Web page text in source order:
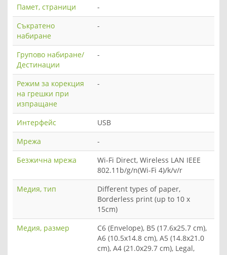
Памет, страници
-
Съкратено
набиране
-
Групово набиране/
Дестинации
-
Режим за корекция
на грешки при
изпращане
-
Интерфейс
USB
Мрежа
-
Безжична мрежа
Wi-Fi Direct, Wireless LAN IEEE
802.11b/g/n(Wi-Fi 4)/k/v/r
Медия, тип
Different types of paper,
Borderless print (up to 10 x
15cm)
Медия, размер
C6 (Envelope), B5 (17.6x25.7 cm),
A6 (10.5x14.8 cm), A5 (14.8x21.0
cm), A4 (21.0x29.7 cm), Legal,